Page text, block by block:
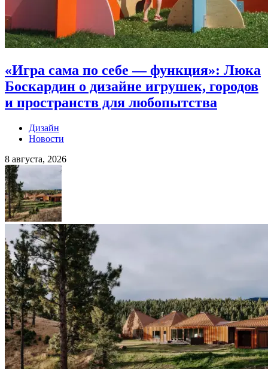
«Игра сама по себе — функция»: Люка
Боскардин о дизайне игрушек, городов
и пространств для любопытства
Дизайн
Новости
8 августа, 2026